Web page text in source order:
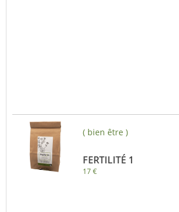
( bien être )
FERTILITÉ 1
17 €